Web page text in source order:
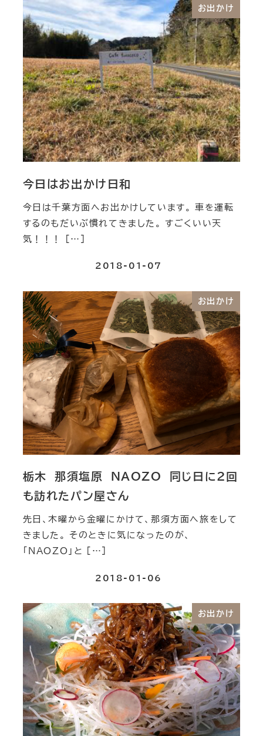
お出かけ
今日はお出かけ日和
今日は千葉方面へお出かけしています。 車を運転
するのもだいぶ慣れてきました。 すごくいい天
気！！！ […]
2018-01-07
お出かけ
栃木 那須塩原 NAOZO 同じ日に２回
も訪れたパン屋さん
先日、木曜から金曜にかけて、那須方面へ旅をして
きました。 そのときに気になったのが、
「NAOZO」と […]
2018-01-06
お出かけ